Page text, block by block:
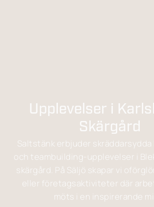
Upplevelser i
Skärgård
Saltstänk erbjuder
och teambuilding-upplevelser i
skärgård. På Säljö skapar vi
eller företagsaktiviteter där
möts i en inspirerande